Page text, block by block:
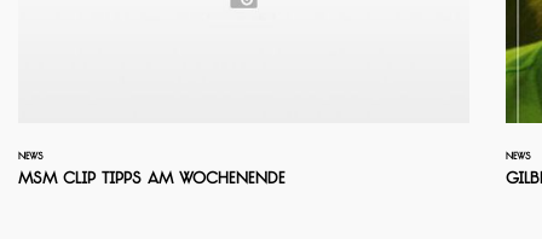
NEWS
MSM Clip Tipps am Wochenende
NEWS